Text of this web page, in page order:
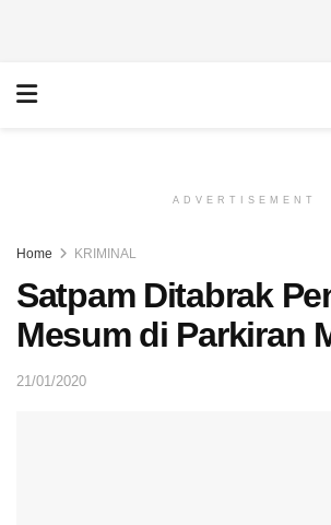
ADVERTISEMENT
Home KRIMINAL
Satpam Ditabrak
Mesum di Parkiran
21/01/2020